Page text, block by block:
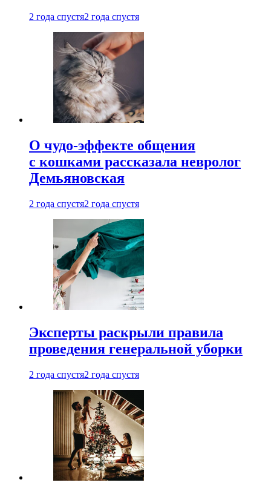
2 года спустя2 года спустя
О чудо-эффекте общения
с кошками рассказала невролог
Демьяновская
2 года спустя2 года спустя
Эксперты раскрыли правила
проведения генеральной уборки
2 года спустя2 года спустя